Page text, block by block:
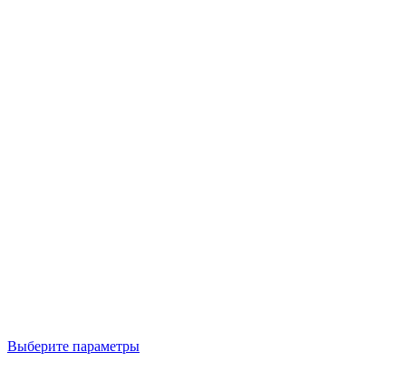
Выберите параметры